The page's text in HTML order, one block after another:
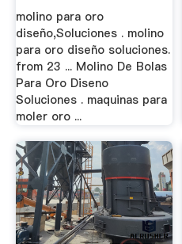
molino para oro
diseño,Soluciones . molino
para oro diseño soluciones.
from 23 ... Molino De Bolas
Para Oro Diseno
Soluciones . maquinas para
moler oro ...